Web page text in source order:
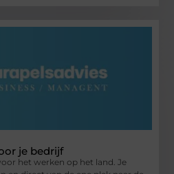
je bedrijf
het werken op het land. Je